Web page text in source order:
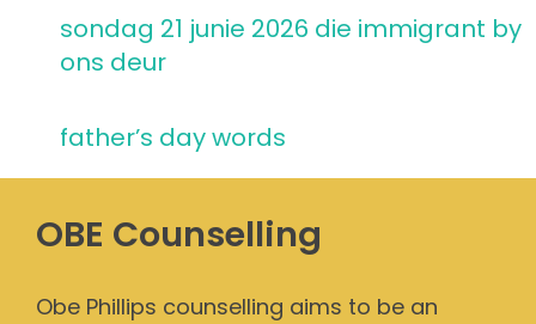
sondag 21 junie 2026 die immigrant by
ons deur
father’s day words
OBE Counselling
Obe Phillips counselling aims to be an